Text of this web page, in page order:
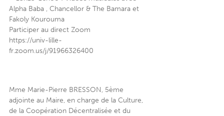
Alpha Baba , Chancellor & The Bamara et
Fakoly Kourouma
Participer au direct Zoom
https://univ-lille-
fr.zoom.us/j/91966326400
Mme Marie-Pierre BRESSON, 5ème
adjointe au Maire, en charge de la Culture,
de la Coopération Décentralisée et du